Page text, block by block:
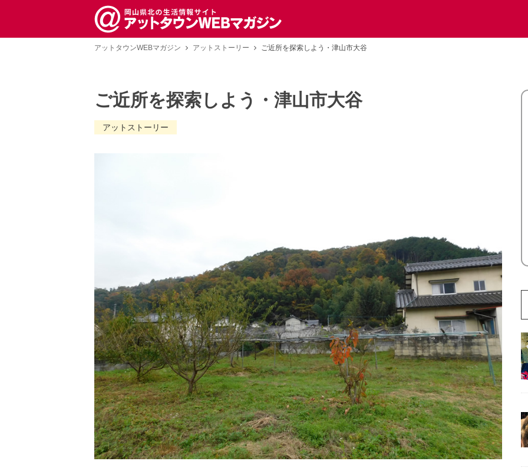
アットタウンWEBマガジン アットストーリー ご近所を探索しよう・津山市大谷
ご近所を探索しよう・津山市大谷
アットストーリー